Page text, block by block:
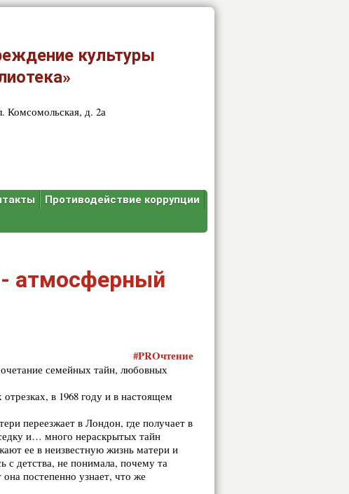
культуры
Комсомольская, д. 2а
Противодействие коррупции
атмосферный
#PROчтение
семейных тайн, любовных
в 1968 году и в настоящем
переезжает в Лондон, где получает в
и… много нераскрытых тайн
ее в неизвестную жизнь матери и
с детства, не понимала, почему та
постепенно узнает, что же